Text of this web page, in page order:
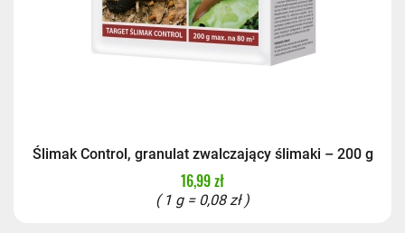
Ślimak Control, granulat zwalczający ślimaki – 200 g
16,99 zł
( 1 g = 0,08 zł )